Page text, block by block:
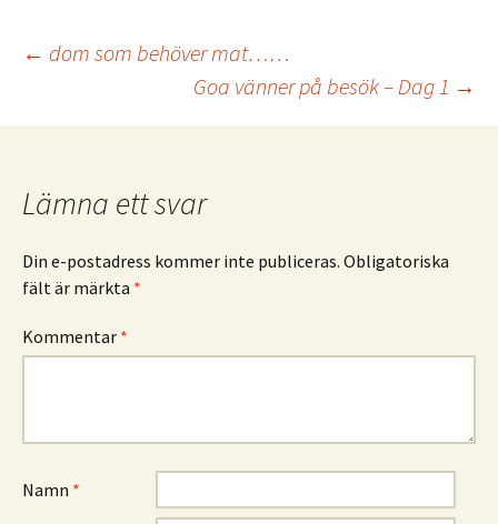
Inläggsnavigering
← dom som behöver mat……
Goa vänner på besök – Dag 1 →
Lämna ett svar
Din e-postadress kommer inte publiceras. Obligatoriska
fält är märkta *
Kommentar *
Namn *